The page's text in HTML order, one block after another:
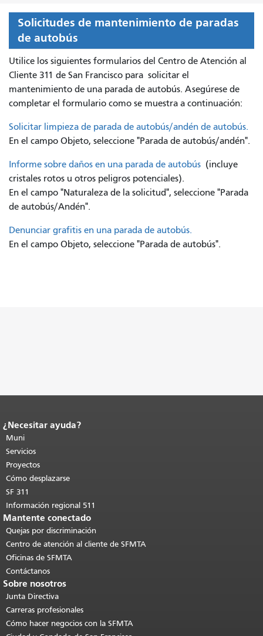
Solicitudes de mantenimiento de paradas
de autobús
Utilice los siguientes formularios del Centro de Atención al
Cliente 311 de San Francisco para solicitar el
mantenimiento de una parada de autobús. Asegúrese de
completar el formulario como se muestra a continuación:
Solicitar limpieza de parada de autobús/andén de autobús.
En el campo Objeto, seleccione "Parada de autobús/andén".
Informe sobre daños en una parada de autobús (incluye
cristales rotos u otros peligros potenciales).
En el campo "Naturaleza de la solicitud", seleccione "Parada
de autobús/Andén".
Denunciar grafitis en una parada de autobús.
En el campo Objeto, seleccione "Parada de autobús".
Fin del contenido de la página.
de esta página se repite en todas las
páginas.Volver al principio del
contenido principal
¿Necesitar ayuda?
Muni
Servicios
Proyectos
Cómo desplazarse
SF 311
Información regional 511
Mantente conectado
Quejas por discriminación
Centro de atención al cliente de SFMTA
Oficinas de SFMTA
Contáctanos
Sobre nosotros
Junta Directiva
Carreras profesionales
Cómo hacer negocios con la SFMTA